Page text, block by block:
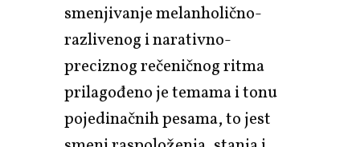
smenjivanje melanholično-
razlivenog i narativno-
preciznog rečeničnog ritma
prilagođeno je temama i tonu
pojedinačnih pesama, to jest